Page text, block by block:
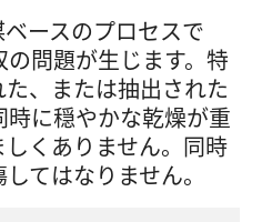
ースのプロセスで
問題が生じます。特
、または抽出された
に穏やかな乾燥が重
くありません。同時
てはなりません。